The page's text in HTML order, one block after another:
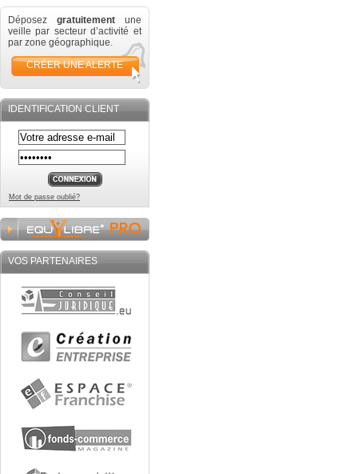
Déposez gratuitement une
veille par secteur d’activité et
par zone géographique.
CRÉER UNE ALERTE
IDENTIFICATION CLIENT
Mot de passe oublié?
VOS PARTENAIRES